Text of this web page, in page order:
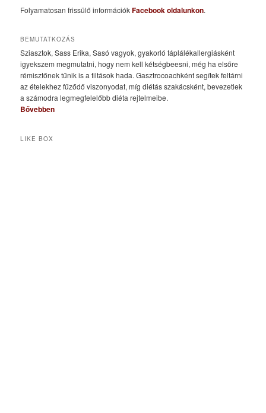
Folyamatosan frissülő információkFacebook oldalunkon.
BEMUTATKOZÁS
Sziasztok, Sass Erika, Sasó vagyok, gyakorló táplálékallergiásként
igyekszem megmutatni, hogy nem kell kétségbeesni, még ha elsőre
rémisztőnek tűnik is a tiltások hada. Gasztrocoachként segítek feltárni
az ételekhez fűződő viszonyodat, míg diétás szakácsként, bevezetlek
a számodra legmegfelelőbb diéta rejtelmeibe.
Bővebben
LIKE BOX